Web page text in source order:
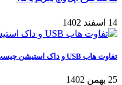
14 اسفند 1402
تفاوت هاب USB و داک استیشن چیست؟
25 بهمن 1402